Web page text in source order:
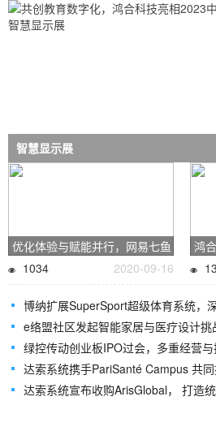
智慧显示展
优化体验与赋能并行，网易七鱼
1034
2020-09-16
鸿
博纳扩展SuperSport超级体育系统，
e络盟社区发起智能家居与医疗设计挑
绿控传动创业板IPO过会，多重经营
达索系统携手PariSanté Campus 共
达索系统宣布收购ArisGlobal， 打造